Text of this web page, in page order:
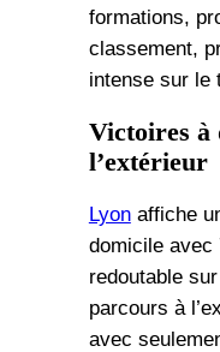
formations,
classement,
intense sur le
Victoires à
l’extérieur
Lyonaffiche
domicile avec
redoutable
parcours à
avec